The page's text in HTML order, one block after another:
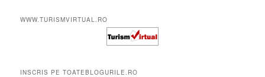
WWW.TURISMVIRTUAL.RO
INSCRIS PE TOATEBLOGURILE.RO